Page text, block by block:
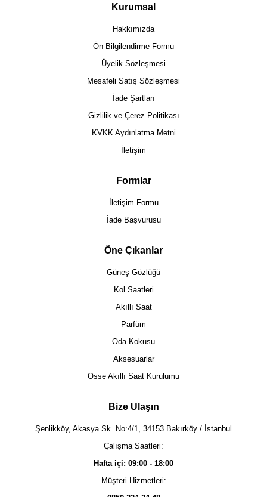
Kurumsal
Hakkımızda
Ön Bilgilendirme Formu
Üyelik Sözleşmesi
Mesafeli Satış Sözleşmesi
İade Şartları
Gizlilik ve Çerez Politikası
KVKK Aydınlatma Metni
İletişim
Formlar
İletişim Formu
İade Başvurusu
Öne Çıkanlar
Güneş Gözlüğü
Kol Saatleri
Akıllı Saat
Parfüm
Oda Kokusu
Aksesuarlar
Osse Akıllı Saat Kurulumu
Bize Ulaşın
Şenlikköy, Akasya Sk. No:4/1, 34153 Bakırköy / İstanbul
Çalışma Saatleri:
Hafta içi: 09:00 - 18:00
Müşteri Hizmetleri: